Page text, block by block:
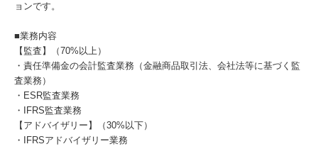
ョンです。
■業務内容
【監査】（70%以上）
・責任準備金の会計監査業務（金融商品取引法、会社法等に基づく監
査業務）
・ESR監査業務
・IFRS監査業務
【アドバイザリー】（30%以下）
・IFRSアドバイザリー業務